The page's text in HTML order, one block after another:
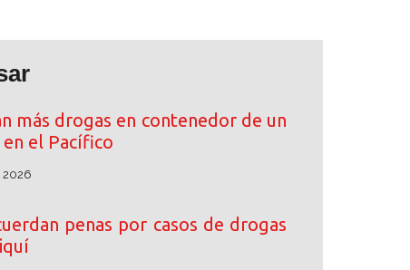
más drogas en contenedor de un
el Pacífico
2026
penas por casos de drogas